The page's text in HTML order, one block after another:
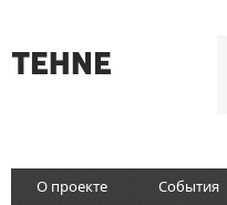
О проекте События